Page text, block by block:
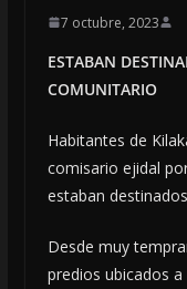
7 octubre, 2023
ESTABAN
COMUNITARIO
Habitantes de
comisario ejidal
estaban
Desde muy
predios ubicados